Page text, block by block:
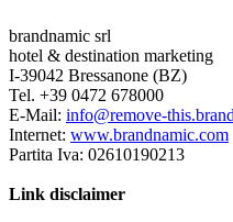
brandnamic srl
hotel & destination marketing
I-39042 Bressanone (BZ)
Tel. +39 0472 678000
E-Mail: info@remove-this.
Internet: www.brandnamic.com
Partita Iva: 02610190213
Link disclaimer